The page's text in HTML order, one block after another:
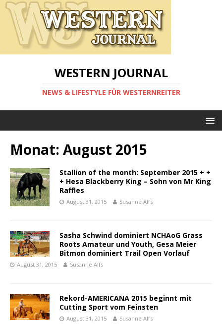
WESTERN JOURNAL
NEWS & LIFESTYLE FÜR WESTERNREITER
Monat: August 2015
Stallion of the month: September 2015 + +
+ Hesa Blackberry King – Sohn von Mr King
Raffles
August 31, 2015 Susanne Alfs
Sasha Schwind dominiert NCHAoG Grass
Roots Amateur und Youth, Gesa Meier
Bitmon dominiert Trail Open Vorlauf
August 31, 2015 Susanne Alfs
Rekord-AMERICANA 2015 beginnt mit
Cutting Sport vom Feinsten
August 31, 2015 Susanne Alfs